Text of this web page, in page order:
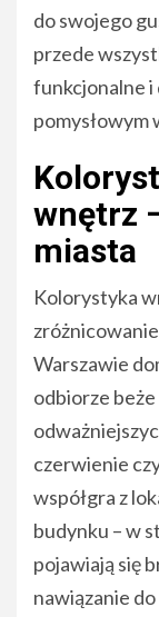
do swojego
przede
funkcjonalne i
pomysłowym
wnętrz
miasta
Kolorystyka
Warszawie
odbiorze
czerwienie
współgra z
budynku – w
pojawiają się
nawiązanie